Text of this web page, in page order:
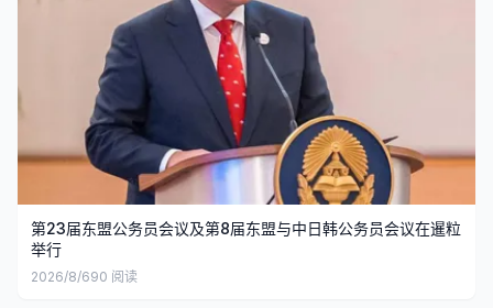
第23届东盟公务员会议及第8届东盟与中日韩公务员会议在暹粒
举行
2026/8/690 阅读